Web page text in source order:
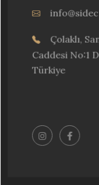
Çolaklı,
Caddesi No:1
Türkiye